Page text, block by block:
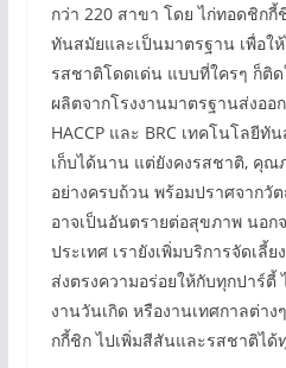
กว่า 220 สาขา โดย ไก่ทอดชิก
ทันสมัยและเป็นมาตรฐาน เพื่อใ
รสชาติโดดเด่น แบบที่ใครๆ ก็ติ
ผลิตจากโรงงานมาตรฐานส่งออ
HACCP และ BRC เทคโนโลยี
เก็บได้นาน แต่ยังคงรสชาติ, คุณ
อย่างครบถ้วน พร้อมปราศจากวั
อาจเป็นอันตรายต่อสุขภาพ นอก
ประเทศ เรายังเพิ่มบริการจัดเลี้
ส่งตรงความอร่อยให้กับทุกปาร์ตี้
งานวันเกิด หรืองานเทศกาลต่า
กกี้ชิก ไปเพิ่มสีสันและรสชาติได้